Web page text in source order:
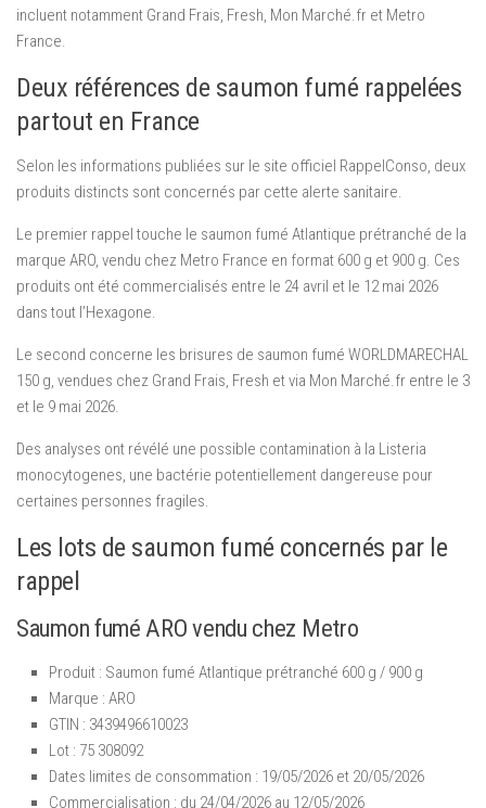
incluent notamment Grand Frais, Fresh, Mon Marché.fr et Metro
France.
Deux références de saumon fumé rappelées
partout en France
Selon les informations publiées sur le site officiel RappelConso, deux
produits distincts sont concernés par cette alerte sanitaire.
Le premier rappel touche le saumon fumé Atlantique prétranché de la
marque ARO, vendu chez Metro France en format 600 g et 900 g. Ces
produits ont été commercialisés entre le 24 avril et le 12 mai 2026
dans tout l’Hexagone.
Le second concerne les brisures de saumon fumé WORLDMARECHAL
150 g, vendues chez Grand Frais, Fresh et via Mon Marché.fr entre le 3
et le 9 mai 2026.
Des analyses ont révélé une possible contamination à la Listeria
monocytogenes, une bactérie potentiellement dangereuse pour
certaines personnes fragiles.
Les lots de saumon fumé concernés par le
rappel
Saumon fumé ARO vendu chez Metro
Produit : Saumon fumé Atlantique prétranché 600 g / 900 g
Marque : ARO
GTIN : 3439496610023
Lot : 75 308092
Dates limites de consommation : 19/05/2026 et 20/05/2026
Commercialisation : du 24/04/2026 au 12/05/2026